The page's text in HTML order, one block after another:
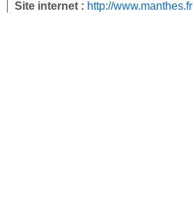
Site internet : http://www.manthes.fr